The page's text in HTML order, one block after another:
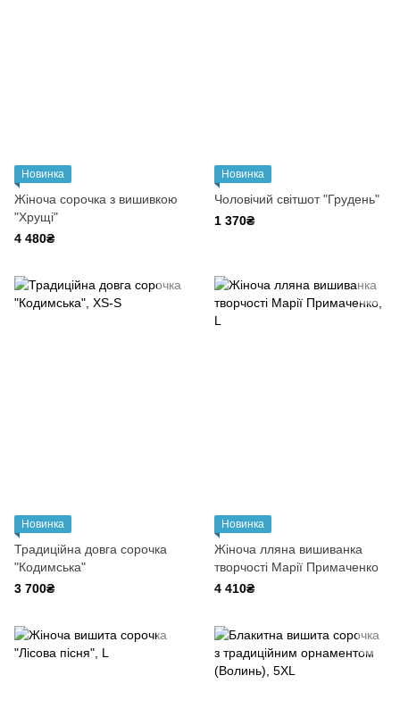
Новинка
Жіноча сорочка з вишивкою
"Хрущі"
4 480₴
Новинка
Чоловічий світшот "Грудень"
1 370₴
Новинка
Традиційна довга сорочка
"Кодимська"
3 700₴
Новинка
Жіноча лляна вишиванка
творчості Марії Примаченко
4 410₴